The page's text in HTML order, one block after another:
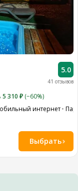
41 отзывов
5.0
5 310 ₽ (−60%)
интернет
Выбрать